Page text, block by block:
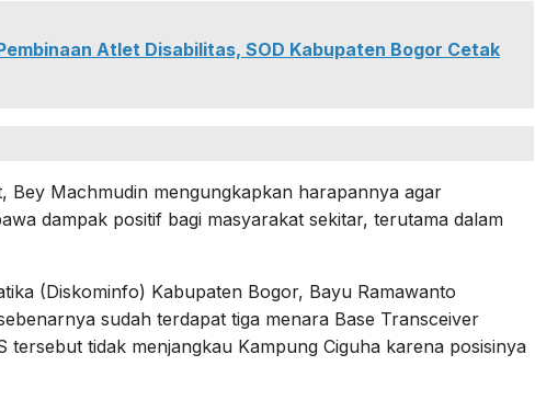
Atlet Disabilitas, SOD Kabupaten Bogor Cetak
Bey Machmudin mengungkapkan harapannya agar
dampak positif bagi masyarakat sekitar, terutama dalam
(Diskominfo) Kabupaten Bogor, Bayu Ramawanto
sudah terdapat tiga menara Base Transceiver
tersebut tidak menjangkau Kampung Ciguha karena posisinya